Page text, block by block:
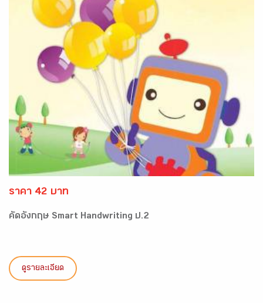
ราคา 42 บาท
คัดอังกฤษ Smart Handwriting ป.2
ดูรายละเอียด